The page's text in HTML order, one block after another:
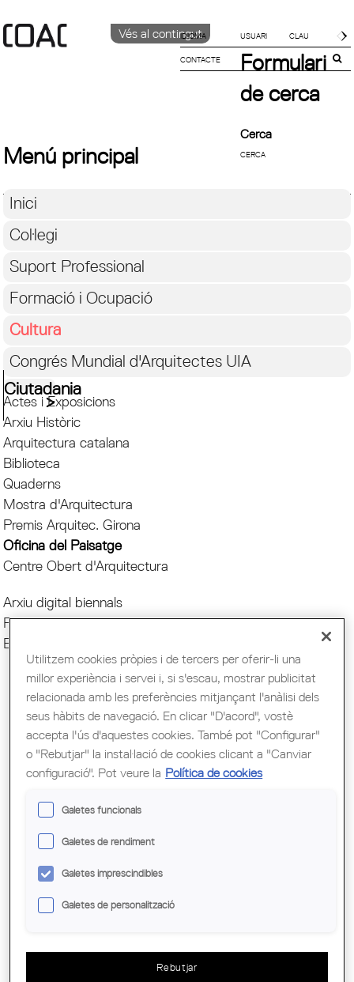
Vés al contingut
IDIOMA
CATALÀ
CONTACTE
Formulari
de cerca
Cerca
Menú principal
Inici
Col·legi
Suport Professional
Formació i Ocupació
Cultura
Congrés Mundial d'Arquitectes UIA
Ciutadania
Actes i Exposicions
Arxiu Històric
Arquitectura catalana
Biblioteca
Quaderns
Mostra d'Arquitectura
Premis Arquitec. Girona
Oficina del Paisatge
Centre Obert d'Arquitectura
Arxiu digital biennals
Projectes Escoles
Biennal del paisatge
Utilitzem cookies pròpies i de tercers per oferir-li una
millor experiència i servei i, si s'escau, mostrar publicitat
relacionada amb les preferències mitjançant l'anàlisi dels
seus hàbits de navegació. En clicar "D'acord", vostè
accepta l'ús d'aquestes cookies. També pot "Configurar"
o "Rebutjar" la instal·lació de cookies clicant a "Canviar
configuració". Pot veure la Política de cookies
Galetes funcionals
Galetes de rendiment
Galetes imprescindibles
Galetes de personalització
Rebutjar